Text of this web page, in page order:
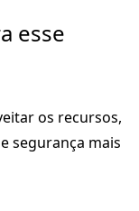
esse
os recursos,
segurança mais